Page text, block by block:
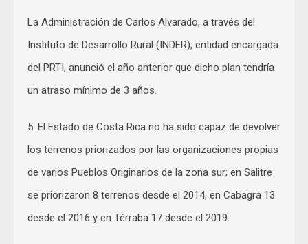
La Administración de Carlos Alvarado, a través del
Instituto de Desarrollo Rural (INDER), entidad encargada
del PRTI, anunció el año anterior que dicho plan tendría
un atraso mínimo de 3 años.
5. El Estado de Costa Rica no ha sido capaz de devolver
los terrenos priorizados por las organizaciones propias
de varios Pueblos Originarios de la zona sur; en Salitre
se priorizaron 8 terrenos desde el 2014, en Cabagra 13
desde el 2016 y en Térraba 17 desde el 2019.